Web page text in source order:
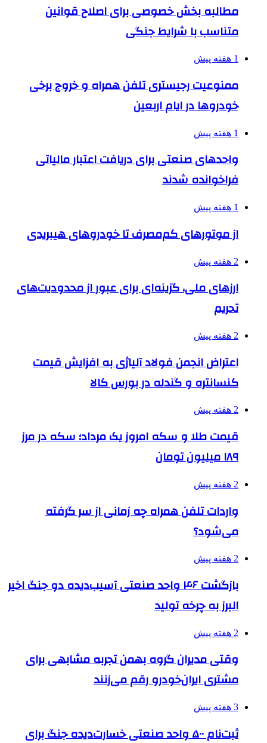
مطالبه بخش خصوصی برای اصلاح قوانین
متناسب با شرایط جنگی
1 هفته پیش
ممنوعیت رجیستری تلفن همراه و خروج برخی
خودروها در ایام اربعین
1 هفته پیش
واحدهای صنعتی برای دریافت اعتبار مالیاتی
فراخوانده شدند
1 هفته پیش
از موتورهای کم‌مصرف تا خودروهای هیبریدی
2 هفته پیش
ارزهای ملی، گزینه‌ای برای عبور از محدودیت‌های
تحریم
2 هفته پیش
اعتراض انجمن فولاد آلیاژی به افزایش قیمت
کنسانتره و گندله در بورس کالا
2 هفته پیش
قیمت طلا و سکه امروز یک مرداد؛ سکه در مرز
۱۸۹ میلیون تومان
2 هفته پیش
واردات تلفن همراه چه زمانی از سر گرفته
می‌شود؟
2 هفته پیش
بازگشت ۴۶ واحد صنعتی آسیب‌دیده دو جنگ اخیر
البرز به چرخه تولید
2 هفته پیش
وقتی مدیران گروه بهمن تجربه مشابهی برای
مشتری ایران‌خودرو رقم می‌زنند
3 هفته پیش
ثبت‌نام ۵۰۰ واحد صنعتی خسارت‌دیده جنگ برای